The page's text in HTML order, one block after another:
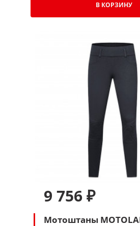
В КОРЗИНУ
9 756 ₽
Мотоштаны